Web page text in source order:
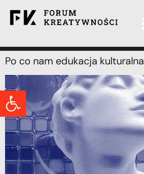
Otwórz pasek narzędzi
Po co nam edukacja kulturalna